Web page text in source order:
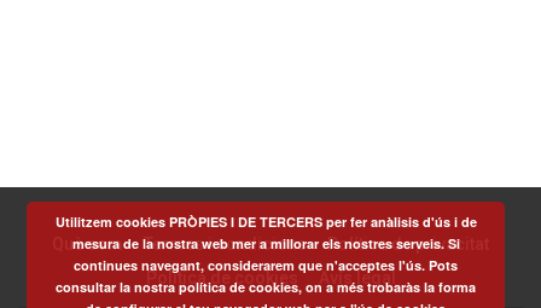
Què som Termes i condicions
Política de privacitat
Política de cookies
Avís legal
Utilitzem cookies PRÒPIES I DE TERCERS per fer anàlisis d'ús i de
mesura de la nostra web mer a millorar els nostres serveis. Si
continues navegant, considerarem que n'acceptes l'ús. Pots
consultar la nostra política de cookies, on a més trobaràs la forma